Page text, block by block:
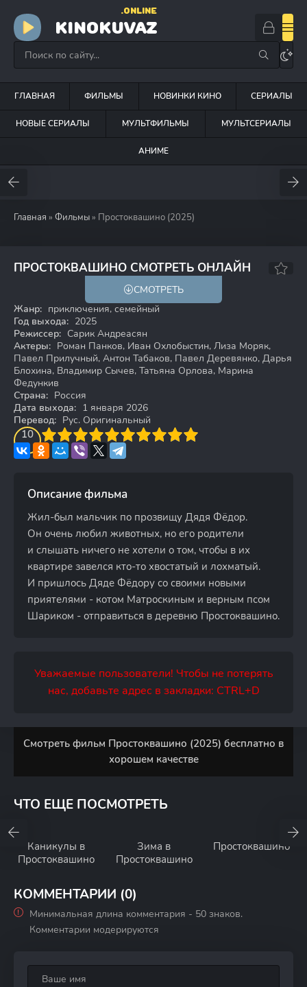
KINOKUVAZ
.ONLINE
ГЛАВНАЯ ФИЛЬМЫ НОВИНКИ КИНО СЕРИАЛЫ
НОВЫЕ СЕРИАЛЫ МУЛЬТФИЛЬМЫ МУЛЬТСЕРИАЛЫ
АНИМЕ
Главная » Фильмы » Простоквашино (2025)
ПРОСТОКВАШИНО СМОТРЕТЬ ОНЛАЙН
5.4 5.5
СМОТРЕТЬ
Жанр: приключения, семейный
Год выхода: 2025
Режиссер: Сарик Андреасян
Актеры: Роман Панков, Иван Охлобыстин, Лиза Моряк,
Павел Прилучный, Антон Табаков, Павел Деревянко, Дарья
Блохина, Владимир Сычев, Татьяна Орлова, Марина
Федункив
Страна: Россия
Дата выхода: 1 января 2026
Перевод: Рус. Оригинальный
10
4 5 6 7 8 9 10
Описание фильма
Жил-был мальчик по прозвищу Дядя Фёдор.
Он очень любил животных, но его родители
и слышать ничего не хотели о том, чтобы в их
квартире завелся кто-то хвостатый и лохматый.
И пришлось Дяде Фёдору со своими новыми
приятелями - котом Матроскиным и верным псом
Шариком - отправиться в деревню Простоквашино.
Уважаемые пользователи! Чтобы не потерять
нас, добавьте адрес в закладки: CTRL+D
Смотреть фильм Простоквашино (2025) бесплатно в
хорошем качестве
ЧТО ЕЩЕ ПОСМОТРЕТЬ
Каникулы в
Простоквашино
Зима в
Простоквашино
Простоквашино
КОММЕНТАРИИ (0)
Минимальная длина комментария - 50 знаков.
Комментарии модерируются